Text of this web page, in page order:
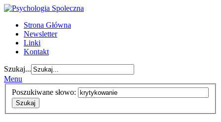
Strona Główna
Newsletter
Linki
Kontakt
Szukaj...
Menu
Poszukiwane słowo:
Szukaj